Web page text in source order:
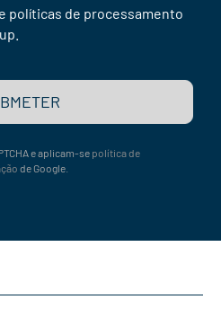
e políticas de processamento
e aplicam-se política de
de Google.